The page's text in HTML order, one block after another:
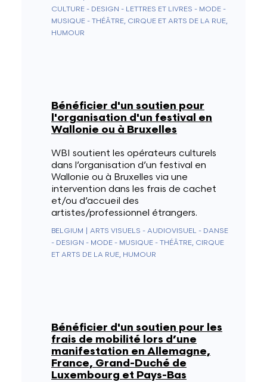
CULTURE - DESIGN - LETTRES ET LIVRES - MODE -
MUSIQUE - THÉÂTRE, CIRQUE ET ARTS DE LA RUE,
HUMOUR
Bénéficier d'un soutien pour
l'organisation d'un festival en
Wallonie ou à Bruxelles
WBI soutient les opérateurs culturels
dans l’organisation d’un festival en
Wallonie ou à Bruxelles via une
intervention dans les frais de cachet
et/ou d’accueil des
artistes/professionnel étrangers.
BELGIUM
ARTS VISUELS - AUDIOVISUEL - DANSE
- DESIGN - MODE - MUSIQUE - THÉÂTRE, CIRQUE
ET ARTS DE LA RUE, HUMOUR
Bénéficier d'un soutien pour les
frais de mobilité lors d’une
manifestation en Allemagne,
France, Grand-Duché de
Luxembourg et Pays-Bas